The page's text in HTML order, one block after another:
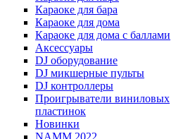
Караоке для бара
Караоке для дома
Караоке для дома с баллами
Аксессуары
DJ оборудование
DJ микшерные пульты
DJ контроллеры
Проигрыватели виниловых
пластинок
Новинки
NAMM 2022